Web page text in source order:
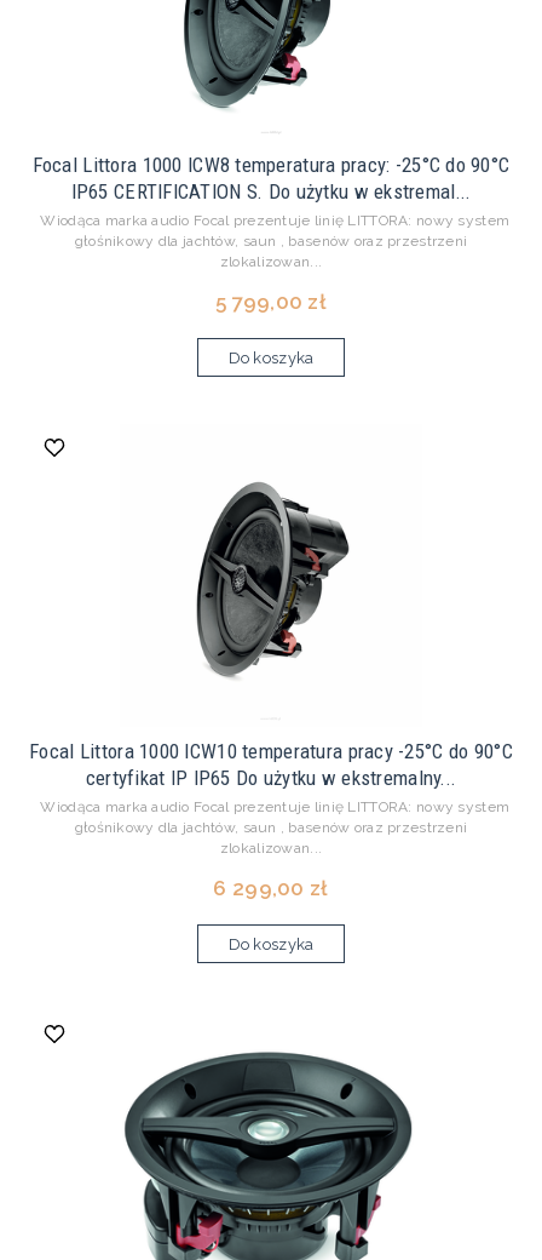
Focal Littora 1000 ICW8 temperatura pracy: -25°C do 90°C
IP65 CERTIFICATION S. Do użytku w ekstremal...
Wiodąca marka audio Focal prezentuje linię LITTORA: nowy system
głośnikowy dla jachtów, saun , basenów oraz przestrzeni
zlokalizowan...
5 799,00 zł
Do koszyka
Focal Littora 1000 ICW10 temperatura pracy -25°C do 90°C
certyfikat IP IP65 Do użytku w ekstremalny...
Wiodąca marka audio Focal prezentuje linię LITTORA: nowy system
głośnikowy dla jachtów, saun , basenów oraz przestrzeni
zlokalizowan...
6 299,00 zł
Do koszyka